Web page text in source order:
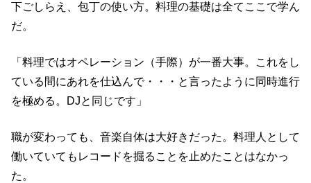
下ごしらえ、包丁の使い方。料理の基礎は全てここで学ん
だ。
「料理ではオペレーション（手際）が一番大事。これをし
ている間にあれを仕込んで・・・と言ったように同時進行
を極める。DJと同じです」
職が変わっても、音楽自体は大好きだった。料理人として
働いていてもレコードを掘ることを止めたことはなかっ
た。